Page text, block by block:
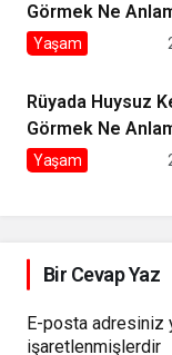
Görmek Ne
Gelir?
Yaşam
Rüyada Huysuz
Görmek Ne
Gelir?
Yaşam
Bir Cevap Yaz
E-posta adresiniz
işaretlenmişlerdir